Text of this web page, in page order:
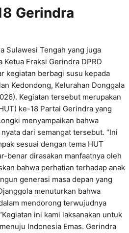
Gerindra
Sulawesi Tengah yang juga
Ketua Fraksi Gerindra DPRD
kegiatan berbagi susu kepada
Kedondong, Kelurahan Donggala
Kegiatan tersebut merupakan
ke-18 Partai Gerindra yang
menyampaikan bahwa
dari semangat tersebut. “Ini
sesuai dengan tema HUT
benar dirasakan manfaatnya oleh
bahwa perhatian terhadap anak
generasi masa depan yang
menuturkan bahwa
mendorong terwujudnya
ini kami laksanakan untuk
Indonesia Emas. Gerindra